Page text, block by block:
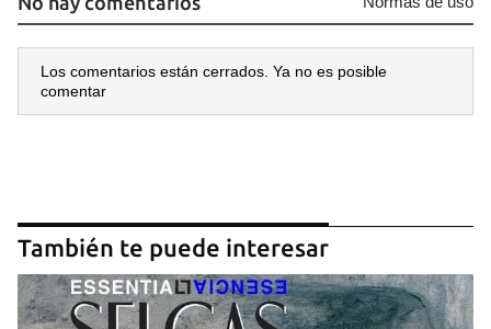
Los comentarios están cerrados. Ya no es posible
comentar
También te puede interesar